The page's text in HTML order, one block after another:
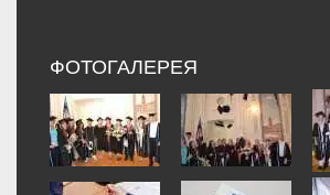
ФОТОГАЛЕРЕЯ